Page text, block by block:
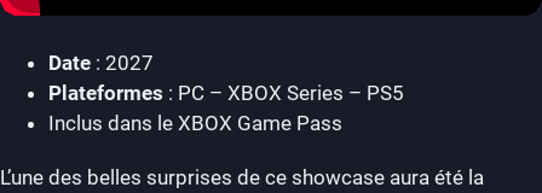
Date : 2027
Plateformes : PC – XBOX Series – PS5
Inclus dans le XBOX Game Pass
L’une des belles surprises de ce showcase aura été la